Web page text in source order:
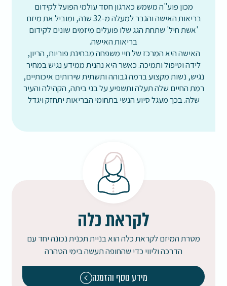
מכון פוע"ה משמש כארגון חסד עולמי הפועל לקידום
בריאות האישה והגבר למעלה מ-32 שנה, ומוביל את מיזם
'אשת חיל' שתחת הגג שלו פועלים מיזמים שונים לקידום
בריאות האישה.
האישה היא המרכז של חיי משפחה מבחינת פוריות, הריון,
לידה וטיפול ותמיכה. כאשר היא נהנית ממידע נגיש במחיר
נגיש, נשות מקצוע ברמה גבוהה ותשתית שירותים איכותיים,
רמת החיים שלה תעלה ותשפיע על בני ביתה, הקהילה והעיר
שלה. בכך מעגל סיוע הנשי בתחומי הבריאות יתחזק ויגדל
לקראת כלה
מטרת המיזם לקראת כלה הוא בניית תכנית נכונה יחד עם
הדרכה וליווי כדי שהחופה תעשה בימי הטהרה
מידע נוסף והזמנה